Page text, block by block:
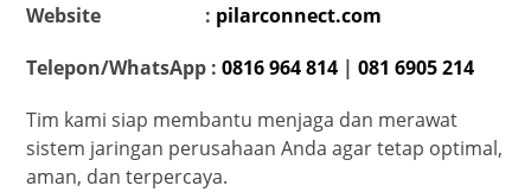
Website : pilarconnect.com
Telepon/WhatsApp :0816 964 814 |081 6905 214
Tim kami siap membantu menjaga dan merawat
sistem jaringan perusahaan Anda agar tetap optimal,
aman, dan terpercaya.